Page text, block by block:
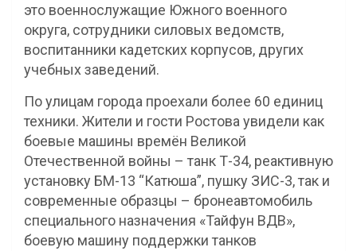
это военнослужащие Южного военного
округа, сотрудники силовых ведомств,
воспитанники кадетских корпусов, других
учебных заведений.
По улицам города проехали более 60 единиц
техники. Жители и гости Ростова увидели как
боевые машины времён Великой
Отечественной войны – танк Т-34, реактивную
установку БМ-13 “Катюша”, пушку ЗИС-3, так и
современные образцы – бронеавтомобиль
специального назначения «Тайфун ВДВ»,
боевую машину поддержки танков